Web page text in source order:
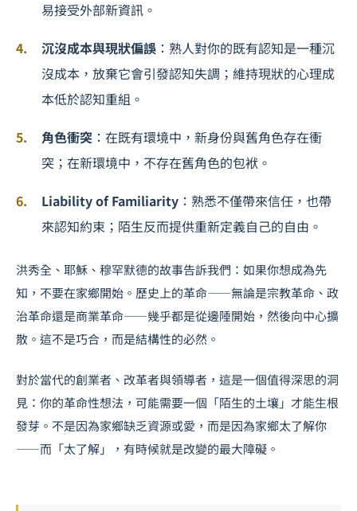
易接受外部新資訊。
沉沒成本與現狀偏誤 ：熟人對你的既有認知是一種沉
沒成本，放棄它會引發認知失調；維持現狀的心理成
本低於認知重組。
角色衝突 ：在既有環境中，新身份與舊角色存在衝
突；在新環境中，不存在舊角色的包袱。
Liability of Familiarity ：熟悉不僅帶來信任，也帶
來認知約束；陌生反而提供重新定義自己的自由。
洪秀全、耶穌、穆罕默德的故事告訴我們：如果你想成為先
知，不要在家鄉開始。歷史上的革命——無論是宗教革命、政
治革命還是商業革命——幾乎都是從邊陲開始，然後向中心擴
散。這不是巧合，而是結構性的必然。
對於當代的創業者、改革者與領導者，這是一個值得深思的洞
見：你的革命性想法，可能需要一個「陌生的土壤」才能生根
發芽。不是因為家鄉缺乏資源或愛，而是因為家鄉太了解你
——而「太了解」，有時候就是改變的最大障礙。